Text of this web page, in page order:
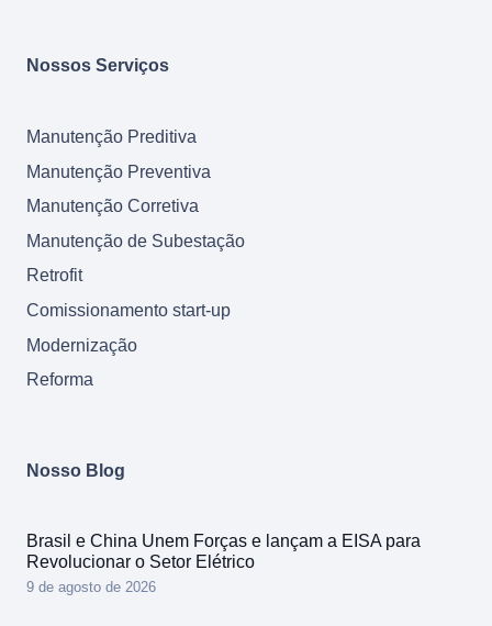
Nossos Serviços
Manutenção Preditiva
Manutenção Preventiva
Manutenção Corretiva
Manutenção de Subestação
Retrofit
Comissionamento start-up
Modernização
Reforma
Nosso Blog
Brasil e China Unem Forças e lançam a EISA para
Revolucionar o Setor Elétrico
9 de agosto de 2026